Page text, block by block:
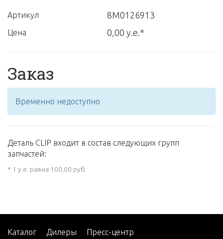
Артикул 8M0126913
Цена 0,00 у.е.*
Заказ
Временно недоступно
Деталь CLIP входит в состав следующих групп
запчастей:
* 1 у.е. равна 100,00 руб.
Каталог Дилеры
Пресс-центр